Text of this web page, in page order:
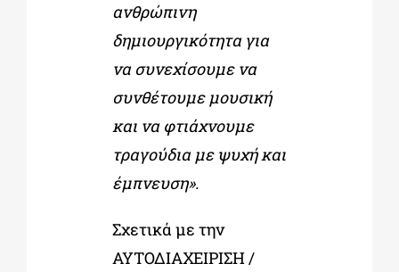
ανθρώπινη
δημιουργικότητα για
να συνεχίσουμε να
συνθέτουμε μουσική
και να φτιάχνουμε
τραγούδια με ψυχή και
έμπνευση».
Σχετικά με την
ΑΥΤΟΔΙΑΧΕΙΡΙΣΗ /